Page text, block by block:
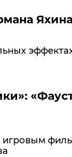
Яхина
игровым